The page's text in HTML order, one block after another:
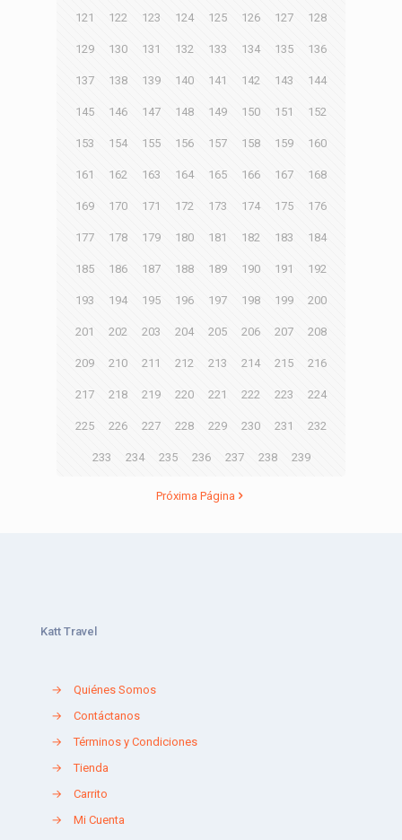
121 122 123 124 125 126 127 128
129 130 131 132 133 134 135 136
137 138 139 140 141 142 143 144
145 146 147 148 149 150 151 152
153 154 155 156 157 158 159 160
161 162 163 164 165 166 167 168
169 170 171 172 173 174 175 176
177 178 179 180 181 182 183 184
185 186 187 188 189 190 191 192
193 194 195 196 197 198 199 200
201 202 203 204 205 206 207 208
209 210 211 212 213 214 215 216
217 218 219 220 221 222 223 224
225 226 227 228 229 230 231 232
233 234 235 236 237 238 239
Próxima Página
Katt Travel
→
Quiénes Somos
→
Contáctanos
→
Términos y Condiciones
→
Tienda
→
Carrito
→
Mi Cuenta